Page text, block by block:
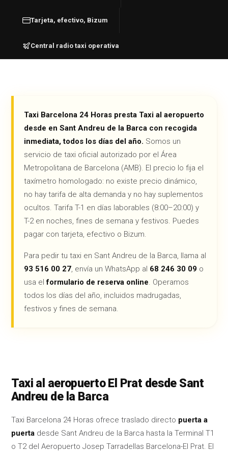
Tarjeta, efectivo, Bizum
Central radio taxi operativa
Taxi Barcelona 24 Horas presta Taxi al aeropuerto
desde en Sant Andreu de la Barca con recogida
inmediata, todos los días del año. Somos un
servicio de taxi oficial autorizado por el Área
Metropolitana de Barcelona (AMB). El precio lo fija el
taxímetro homologado: no existe precio dinámico,
no hay tarifa de alta demanda y no hay suplementos
ocultos. Tarifa T-1 en días laborables (8:00–20:00) y
T-2 en noches, fines de semana y festivos. Puedes
pagar con tarjeta, efectivo o Bizum.
Para pedir tu taxi en Sant Andreu de la Barca, llama al
93 516 00 27, envía un WhatsApp al 68 246 30 09 o
usa elformulario de reserva online. Operamos
todos los días del año, incluidos madrugadas,
festivos y fines de semana.
Taxi al aeropuerto El Prat desde Sant
Andreu de la Barca
Taxi Barcelona 24 Horas ofrece traslado directo puerta a
puerta desde Sant Andreu de la Barca hasta la Terminal T1
o T2 del Aeropuerto Josep Tarradellas Barcelona-El Prat. El